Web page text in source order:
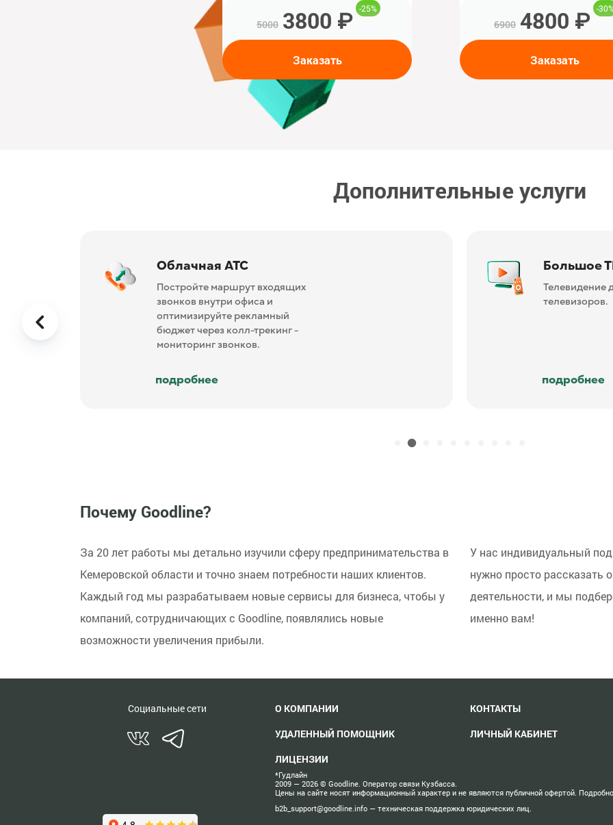
5000 3800 ₽ -25%
Заказать
6900 4800 ₽ -
Заказать
Дополнительные услуги
Облачная АТС
Постройте маршрут входящих
звонков внутри офиса и
оптимизируйте рекламный
бюджет через колл-трекинг -
мониторинг звонков.
подробнее
Большое
Телевидение
телевизоров.
подробнее
Почему Goodline?
За 20 лет работы мы детально изучили сферу предпринимательства в
Кемеровской области и точно знаем потребности наших клиентов.
Каждый год мы разрабатываем новые сервисы для бизнеса, чтобы у
компаний, сотрудничающих с Goodline, появлялись новые
возможности увеличения прибыли.
У нас индивидуальный
нужно просто рассказать
деятельности, и мы
именно вам!
Социальные сети
О КОМПАНИИ
УДАЛЕННЫЙ ПОМОЩНИК
ЛИЦЕНЗИИ
КОНТАКТЫ
ЛИЧНЫЙ КАБИНЕТ
*Гудлайн
2009 — 2026 © Goodline. Оператор связи Кузбасса.
Цены на сайте носят информационный характер и не являются публичной офертой.
b2b_support@goodline.info — техническая поддержка юридических лиц.